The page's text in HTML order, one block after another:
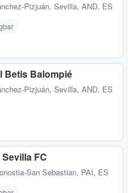
Pizjuán, Sevilla, AND, ES
Betis Balompié
Pizjuán, Sevilla, AND, ES
FC
San Sebastian, PAI, ES